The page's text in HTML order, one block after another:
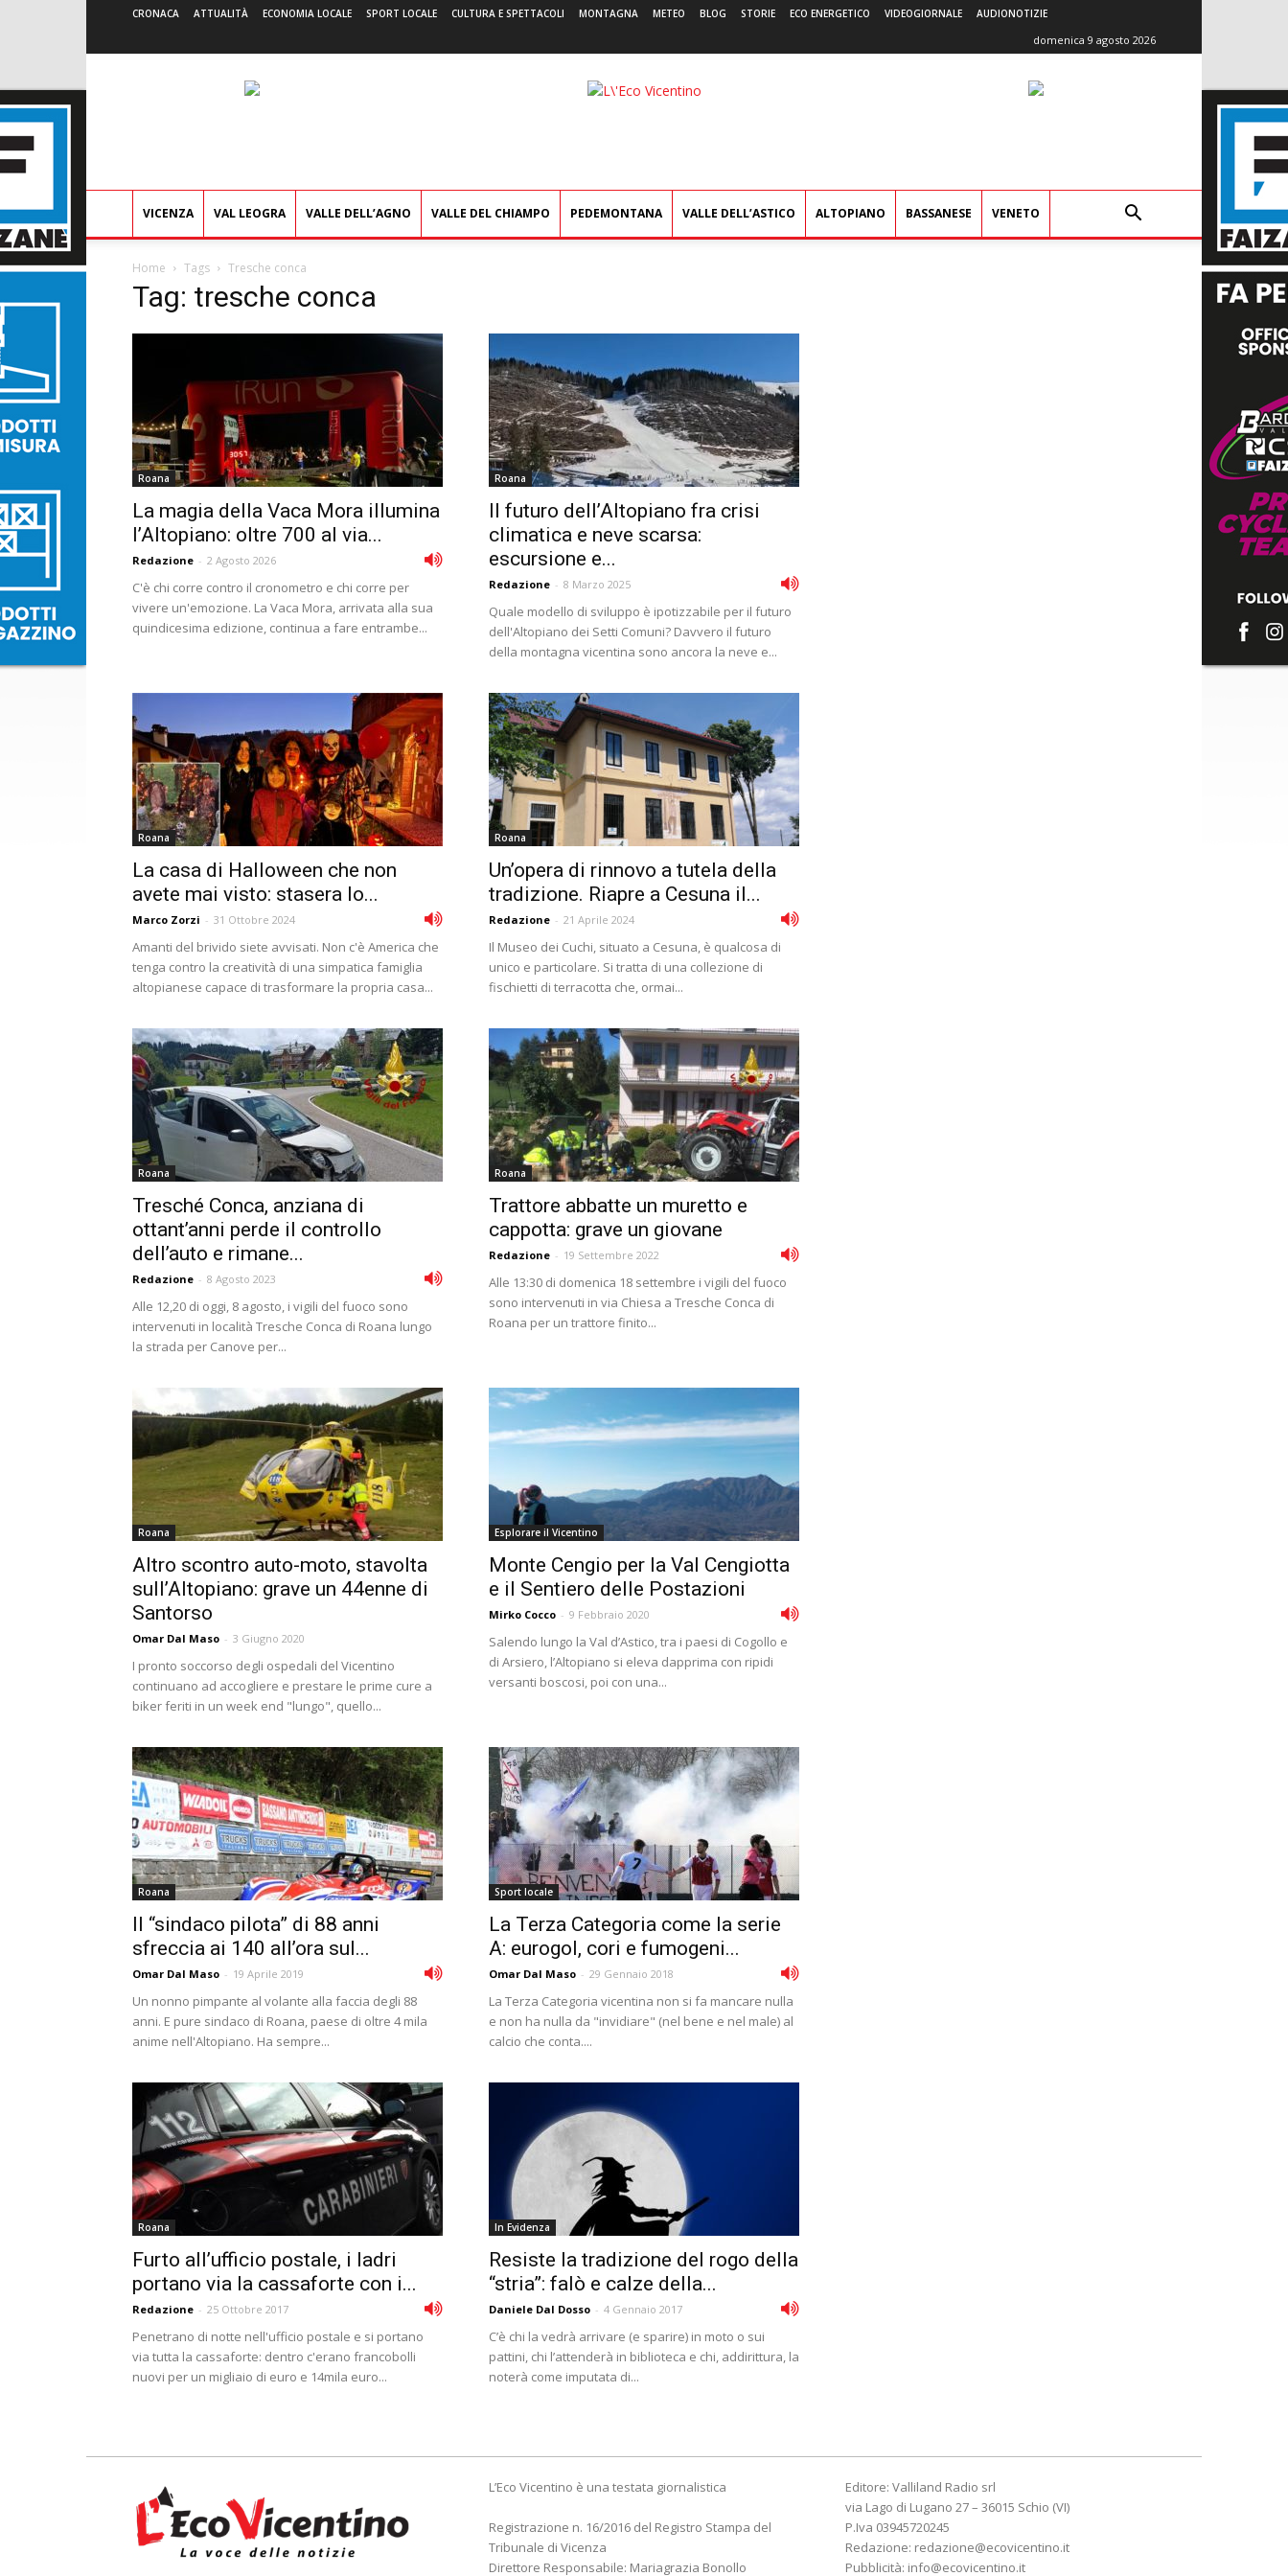
CRONACA ATTUALITÀ ECONOMIA LOCALE SPORT LOCALE CULTURA E SPETTACOLI MONTAGNA METEO BLOG STORIE ECO ENERGETICO VIDEOGIORNALE AUDIONOTIZIE
domenica 9 agosto 2026
L'Eco
VICENZA VAL LEOGRA VALLE DELL’AGNO VALLE DEL CHIAMPO PEDEMONTANA VALLE DELL’ASTICO ALTOPIANO BASSANESE VENETO
Home Tags Tresche conca
Tag: tresche conca
Roana
La magia della Vaca Mora illumina
l’Altopiano: oltre 700 al via...
Redazione - 2 Agosto 2026
C'è chi corre contro il cronometro e chi corre per
vivere un'emozione. La Vaca Mora, arrivata alla sua
quindicesima edizione, continua a fare entrambe...
Roana
Il futuro dell’Altopiano fra crisi
climatica e neve scarsa:
escursione e...
Redazione - 8 Marzo 2025
Quale modello di sviluppo è ipotizzabile per il futuro
dell'Altopiano dei Setti Comuni? Davvero il futuro
della montagna vicentina sono ancora la neve e...
Roana
La casa di Halloween che non
avete mai visto: stasera lo...
Marco Zorzi - 31 Ottobre 2024
Amanti del brivido siete avvisati. Non c'è America che
tenga contro la creatività di una simpatica famiglia
altopianese capace di trasformare la propria casa...
Roana
Un’opera di rinnovo a tutela della
tradizione. Riapre a Cesuna il...
Redazione - 21 Aprile 2024
Il Museo dei Cuchi, situato a Cesuna, è qualcosa di
unico e particolare. Si tratta di una collezione di
fischietti di terracotta che, ormai...
Roana
Tresché Conca, anziana di
ottant’anni perde il controllo
dell’auto e rimane...
Redazione - 8 Agosto 2023
Alle 12,20 di oggi, 8 agosto, i vigili del fuoco sono
intervenuti in località Tresche Conca di Roana lungo
la strada per Canove per...
Roana
Trattore abbatte un muretto e
cappotta: grave un giovane
Redazione - 19 Settembre 2022
Alle 13:30 di domenica 18 settembre i vigili del fuoco
sono intervenuti in via Chiesa a Tresche Conca di
Roana per un trattore finito...
Roana
Altro scontro auto-moto, stavolta
sull’Altopiano: grave un 44enne di
Santorso
Omar Dal Maso - 3 Giugno 2020
I pronto soccorso degli ospedali del Vicentino
continuano ad accogliere e prestare le prime cure a
biker feriti in un week end "lungo", quello...
Esplorare il Vicentino
Monte Cengio per la Val Cengiotta
e il Sentiero delle Postazioni
Mirko Cocco - 9 Febbraio 2020
Salendo lungo la Val d’Astico, tra i paesi di Cogollo e
di Arsiero, l’Altopiano si eleva dapprima con ripidi
versanti boscosi, poi con una...
Roana
Il “sindaco pilota” di 88 anni
sfreccia ai 140 all’ora sul...
Omar Dal Maso - 19 Aprile 2019
Un nonno pimpante al volante alla faccia degli 88
anni. E pure sindaco di Roana, paese di oltre 4 mila
anime nell'Altopiano. Ha sempre...
Sport locale
La Terza Categoria come la serie
A: eurogol, cori e fumogeni...
Omar Dal Maso - 29 Gennaio 2018
La Terza Categoria vicentina non si fa mancare nulla
e non ha nulla da "invidiare" (nel bene e nel male) al
calcio che conta....
Roana
Furto all’ufficio postale, i ladri
portano via la cassaforte con i...
Redazione - 25 Ottobre 2017
Penetrano di notte nell'ufficio postale e si portano
via tutta la cassaforte: dentro c'erano francobolli
nuovi per un migliaio di euro e 14mila euro...
In Evidenza
Resiste la tradizione del rogo della
“stria”: falò e calze della...
Daniele Dal Dosso - 4 Gennaio 2017
C’è chi la vedrà arrivare (e sparire) in moto o sui
pattini, chi l’attenderà in biblioteca e chi, addirittura, la
noterà come imputata di...
L’Eco Vicentino è una testata giornalistica
Registrazione n. 16/2016 del Registro Stampa del
Tribunale di Vicenza
Direttore Responsabile: Mariagrazia Bonollo
Editore: Valliland Radio srl
via Lago di Lugano 27 – 36015 Schio (VI)
P.Iva 03945720245
Redazione: redazione@ecovicentino.it
Pubblicità: info@ecovicentino.it